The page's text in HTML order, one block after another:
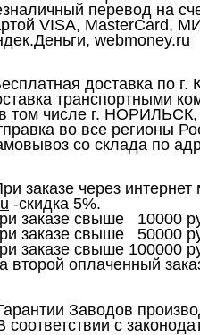
на счет
MasterCard,
webmoney.ru
доставка по г.
том числе г. НОРИЛЬСК,
регионы
по адресу:
заказе через
-скидка 5%.
10000
50000
100000
заказ и для
Заводов
соответствии с